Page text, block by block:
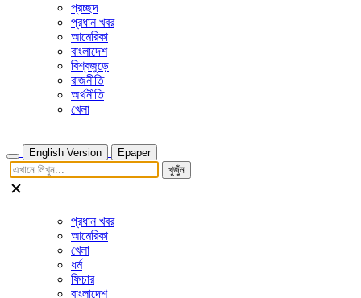
প্রচ্ছদ
প্রধান খবর
আমেরিকা
বাংলাদেশ
বিশ্বজুড়ে
রাজনীতি
অর্থনীতি
খেলা
English Version
Epaper
খুজুঁন
প্রধান খবর
আমেরিকা
খেলা
ধর্ম
ফিচার
বাংলাদেশ